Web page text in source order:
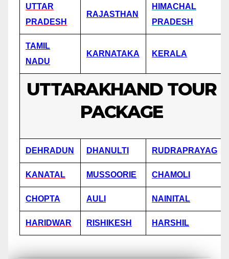
UTTAR
PRADESH
RAJASTHAN
HIMACHAL
PRADESH
TAMIL
NADU
KARNATAKA KERALA
UTTARAKHAND TOUR
PACKAGE
DEHRADUN DHANULTI RUDRAPRAYAG
KANATAL MUSSOORIE CHAMOLI
CHOPTA AULI NAINITAL
HARIDWAR RISHIKESH HARSHIL